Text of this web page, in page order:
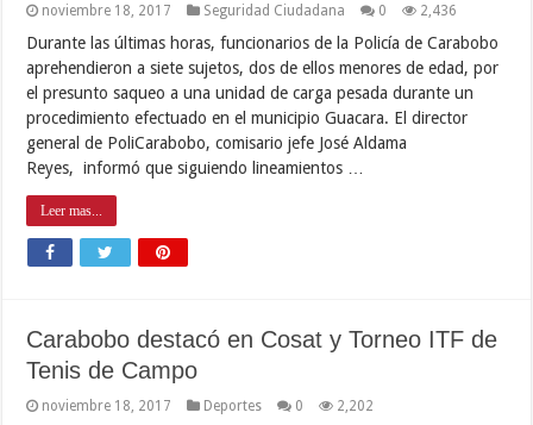
noviembre 18, 2017 Seguridad Ciudadana 0 2,436
Durante las últimas horas, funcionarios de la Policía de Carabobo
aprehendieron a siete sujetos, dos de ellos menores de edad, por
el presunto saqueo a una unidad de carga pesada durante un
procedimiento efectuado en el municipio Guacara. El director
general de PoliCarabobo, comisario jefe José Aldama
Reyes, informó que siguiendo lineamientos …
Leer mas...
Carabobo destacó en Cosat y Torneo ITF de
Tenis de Campo
noviembre 18, 2017 Deportes 0 2,202